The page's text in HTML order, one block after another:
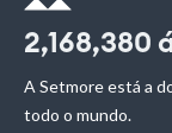
2,168,380
A Setmore está a
todo o mundo.